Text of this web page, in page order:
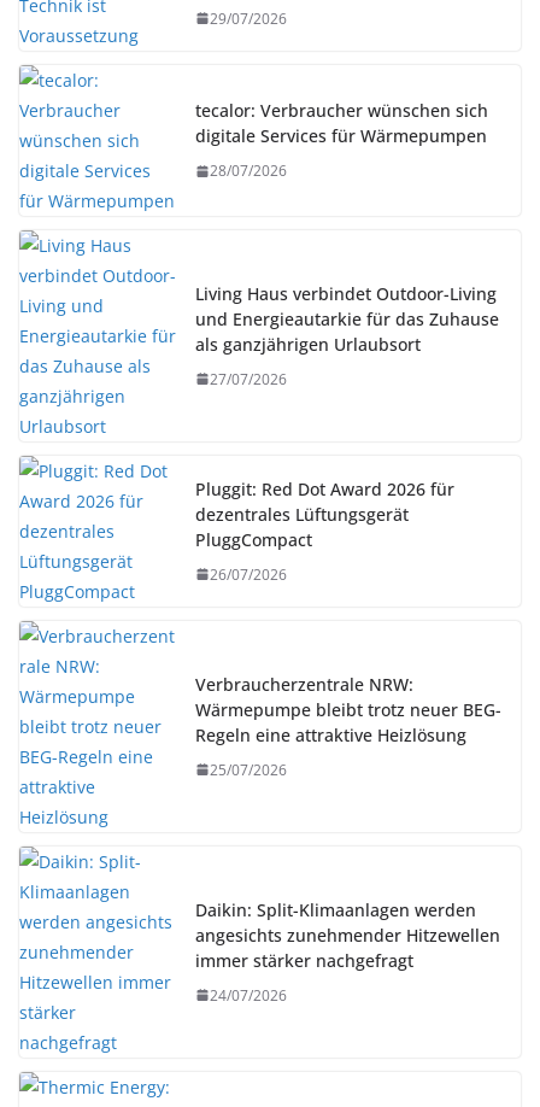
29/07/2026
tecalor: Verbraucher wünschen sich
digitale Services für Wärmepumpen
28/07/2026
Living Haus verbindet Outdoor-Living
und Energieautarkie für das Zuhause
als ganzjährigen Urlaubsort
27/07/2026
Pluggit: Red Dot Award 2026 für
dezentrales Lüftungsgerät
PluggCompact
26/07/2026
Verbraucherzentrale NRW:
Wärmepumpe bleibt trotz neuer BEG-
Regeln eine attraktive Heizlösung
25/07/2026
Daikin: Split-Klimaanlagen werden
angesichts zunehmender Hitzewellen
immer stärker nachgefragt
24/07/2026